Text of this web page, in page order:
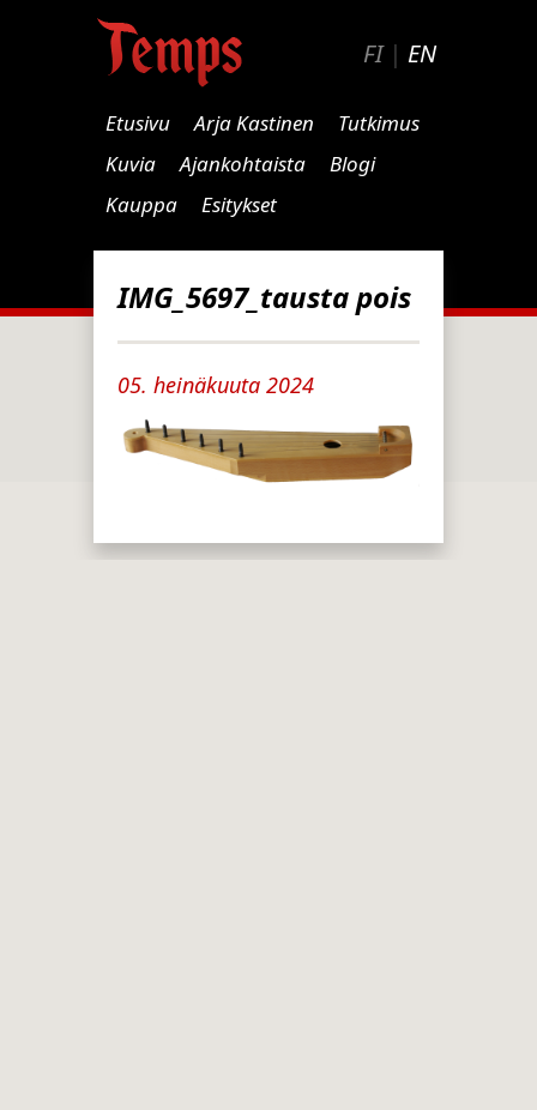
FI| EN
Etusivu Arja Kastinen
Tutkimus
Kuvia
Ajankohtaista
Blogi
Kauppa
Esitykset
IMG_5697_tausta pois
05. heinäkuuta 2024